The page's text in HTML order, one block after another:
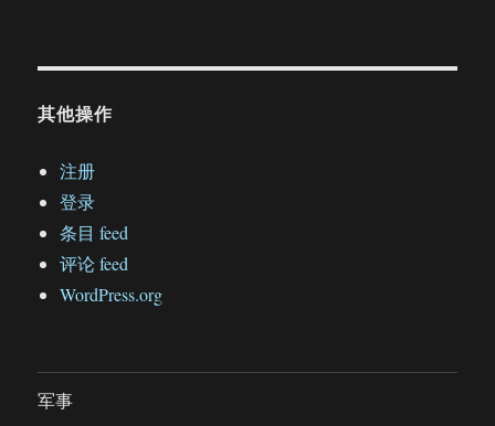
其他操作
注册
登录
条目 feed
评论 feed
WordPress.org
军事